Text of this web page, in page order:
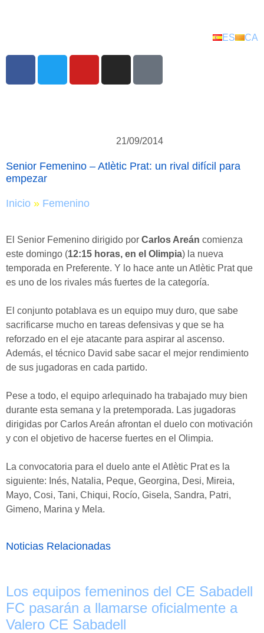
ES CA
21/09/2014
Senior Femenino – Atlètic Prat: un rival difícil para
empezar
Inicio » Femenino
El Senior Femenino dirigido por Carlos Areán comienza
este domingo (12:15 horas, en el Olimpia) la nueva
temporada en Preferente. Y lo hace ante un Atlètic Prat que
es uno de los rivales más fuertes de la categoría.
El conjunto potablava es un equipo muy duro, que sabe
sacrificarse mucho en tareas defensivas y que se ha
reforzado en el eje atacante para aspirar al ascenso.
Además, el técnico David sabe sacar el mejor rendimiento
de sus jugadoras en cada partido.
Pese a todo, el equipo arlequinado ha trabajado muy bien
durante esta semana y la pretemporada. Las jugadoras
dirigidas por Carlos Areán afrontan el duelo con motivación
y con el objetivo de hacerse fuertes en el Olimpia.
La convocatoria para el duelo ante el Atlètic Prat es la
siguiente: Inés, Natalia, Peque, Georgina, Desi, Mireia,
Mayo, Cosi, Tani, Chiqui, Rocío, Gisela, Sandra, Patri,
Gimeno, Marina y Mela.
Noticias Relacionadas
Los equipos femeninos del CE Sabadell
FC pasarán a llamarse oficialmente a
Valero CE Sabadell